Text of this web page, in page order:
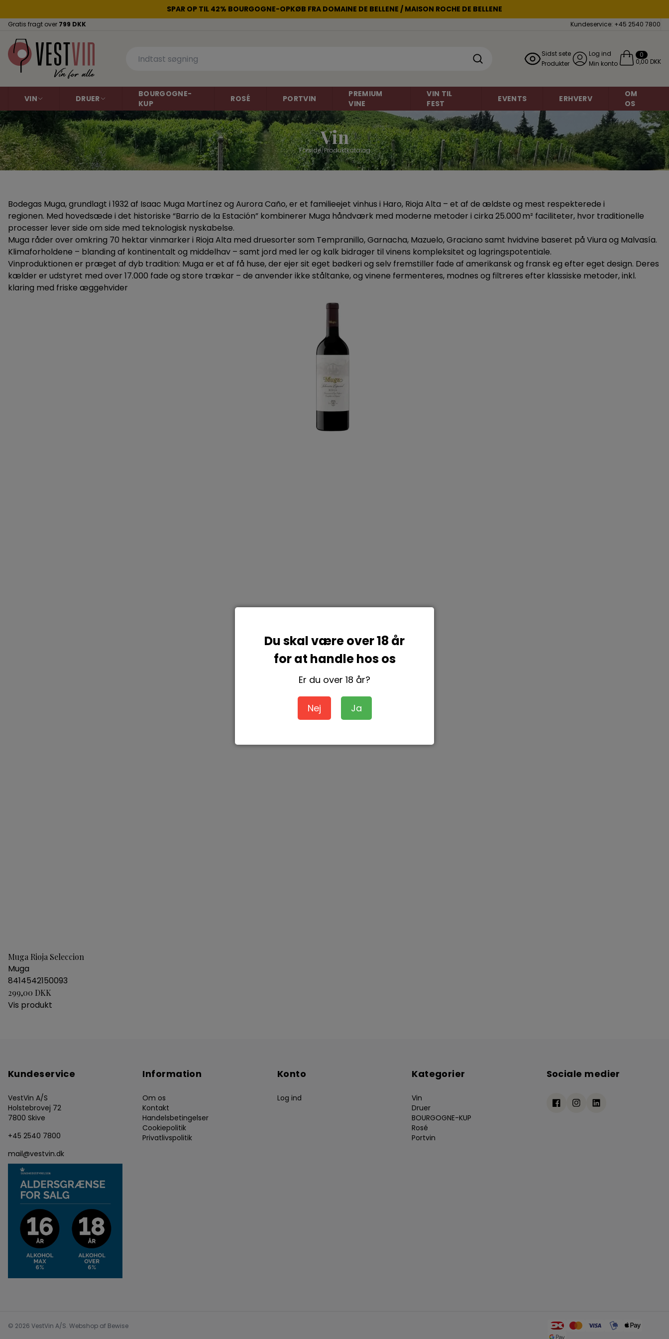
SPAR OP TIL 42% BOURGOGNE-OPKØB FRA DOMAINE DE BELLENE / MAISON ROCHE DE BELLENE
Gratis fragt over 799 DKK Kundeservice: +45 2540 7800
Sidst sete
Produkter
Log ind
Min konto
0
0,00 DKK
VIN
Australien
Chile
Danmark
Frankrig
Georgien
Italien
New Zealand
Portugal
Australien
Chile
Danmark
Frankrig
Georgien
Italien
New Zealand
Italien
New Zealand
Spanien
Tyskland
Østrig
Georgien
Danmark
Frankrig
Italien
Spanien
Tyskland
Østrig
DRUER
Grenache
Malbec Merlot Negroamaro
Petite Sirah
Pinot Gris
Pinot Noir Portugieser Primitivo
Regent
Riesling
Sangiovese
Tempranillo
Zinfandel Weissburgunder Øvrige druer
BOURGOGNE-
KUP
ROSÉ PORTVIN
PREMIUM
VINE
VIN TIL
FEST
EVENTS ERHVERV
OM
OS
Du skal være over 18 år
for at handle hos os
Er du over 18 år?
Nej Ja
Vin
Forside/Produktkatalog
Bodegas Muga, grundlagt i 1932 af Isaac Muga Martínez og Aurora Caño, er et familieejet vinhus i Haro, Rioja Alta – et af de ældste og mest respekterede i
regionen. Med hovedsæde i det historiske “Barrio de la Estación” kombinerer Muga håndværk med moderne metoder i cirka 25.000 m² faciliteter, hvor traditionelle
processer lever side om side med teknologisk nyskabelse.
Muga råder over omkring 70 hektar vinmarker i Rioja Alta med druesorter som Tempranillo, Garnacha, Mazuelo, Graciano samt hvidvine baseret på Viura og Malvasía.
Klimaforholdene – blanding af kontinentalt og middelhav – samt jord med ler og kalk bidrager til vinens kompleksitet og lagringspotentiale.
Vinproduktionen er præget af dyb tradition: Muga er et af få huse, der ejer sit eget bødkeri og selv fremstiller fade af amerikansk og fransk eg efter eget design. Deres
kælder er udstyret med over 17.000 fade og store trækar – de anvender ikke ståltanke, og vinene fermenteres, modnes og filtreres efter klassiske metoder, inkl.
klaring med friske æggehvider
Muga Rioja Seleccion
Muga
8414542150093
299,00 DKK
Vis produkt
Kundeservice
VestVin A/S
Holstebrovej 72
7800 Skive
+45 2540 7800
mail@vestvin.dk
Information
Om os
Kontakt
Handelsbetingelser
Cookiepolitik
Privatlivspolitik
Konto
Log ind
Kategorier
Vin
Druer
BOURGOGNE-KUP
Rosé
Portvin
Sociale medier
© 2026 VestVin A/S. Webshop af Bewise